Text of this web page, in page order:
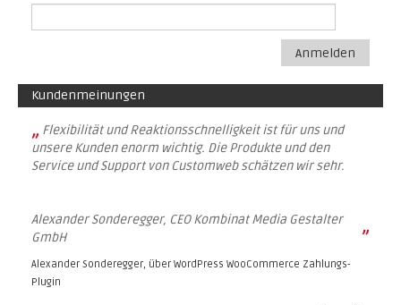
Anmelden
Kundenmeinungen
„ Flexibilität und Reaktionsschnelligkeit ist für uns und
unsere Kunden enorm wichtig. Die Produkte und den
Service und Support von Customweb schätzen wir sehr.
Alexander Sonderegger, CEO Kombinat Media Gestalter
GmbH
”
Alexander Sonderegger, über WordPress WooCommerce Zahlungs-
Plugin